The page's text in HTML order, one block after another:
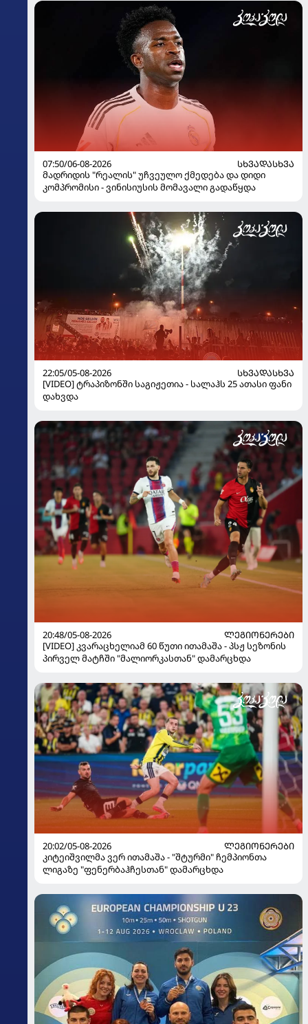
07:50/06-08-2026
ᲡᲮᲕᲐᲓᲐᲡᲮᲕᲐ
მადრიდის "რეალის" უჩვეულო ქმედება და დიდი
კომპრომისი - ვინისიუსის მომავალი გადაწყდა
22:05/05-08-2026
ᲡᲮᲕᲐᲓᲐᲡᲮᲕᲐ
[VIDEO] ტრაპიზონში საგიჟეთია - სალაჰს 25 ათასი ფანი
დახვდა
20:48/05-08-2026
ᲚᲔᲒᲘᲝᲜᲔᲠᲔᲑᲘ
[VIDEO] კვარაცხელიამ 60 წუთი ითამაშა - პსჟ სეზონის
პირველ მატჩში "მალიორკასთან" დამარცხდა
20:02/05-08-2026
ᲚᲔᲒᲘᲝᲜᲔᲠᲔᲑᲘ
კიტეიშვილმა ვერ ითამაშა - "შტურმი" ჩემპიონთა
ლიგაზე "ფენერბაჰჩესთან" დამარცხდა